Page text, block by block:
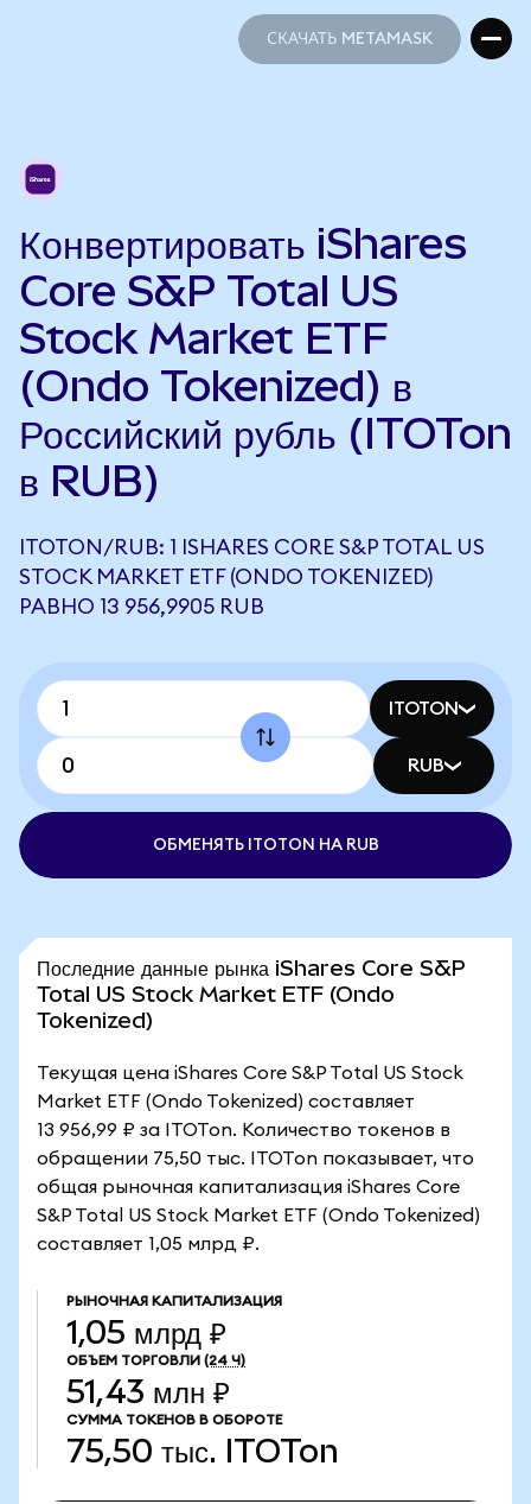
СКАЧАТЬ METAMASK
Конвертировать iShares
Core S&P Total US
Stock Market ETF
(Ondo Tokenized) в
Российский рубль (ITOTon
в RUB)
ITOTON/RUB: 1 ISHARES CORE S&P TOTAL US
STOCK MARKET ETF (ONDO TOKENIZED)
РАВНО 13 956,9905 RUB
ITOTON
RUB
ОБМЕНЯТЬ ITOTON НА RUB
Последние данные рынка iShares Core S&P
Total US Stock Market ETF (Ondo
Tokenized)
Текущая цена iShares Core S&P Total US Stock
Market ETF (Ondo Tokenized) составляет
13 956,99 ₽ за ITOTon. Количество токенов в
обращении 75,50 тыс. ITOTon показывает, что
общая рыночная капитализация iShares Core
S&P Total US Stock Market ETF (Ondo Tokenized)
составляет 1,05 млрд ₽.
РЫНОЧНАЯ КАПИТАЛИЗАЦИЯ
1,05 млрд ₽
ОБЪЕМ ТОРГОВЛИ (24 Ч)
51,43 млн ₽
СУММА ТОКЕНОВ В ОБОРОТЕ
75,50 тыс. ITOTon